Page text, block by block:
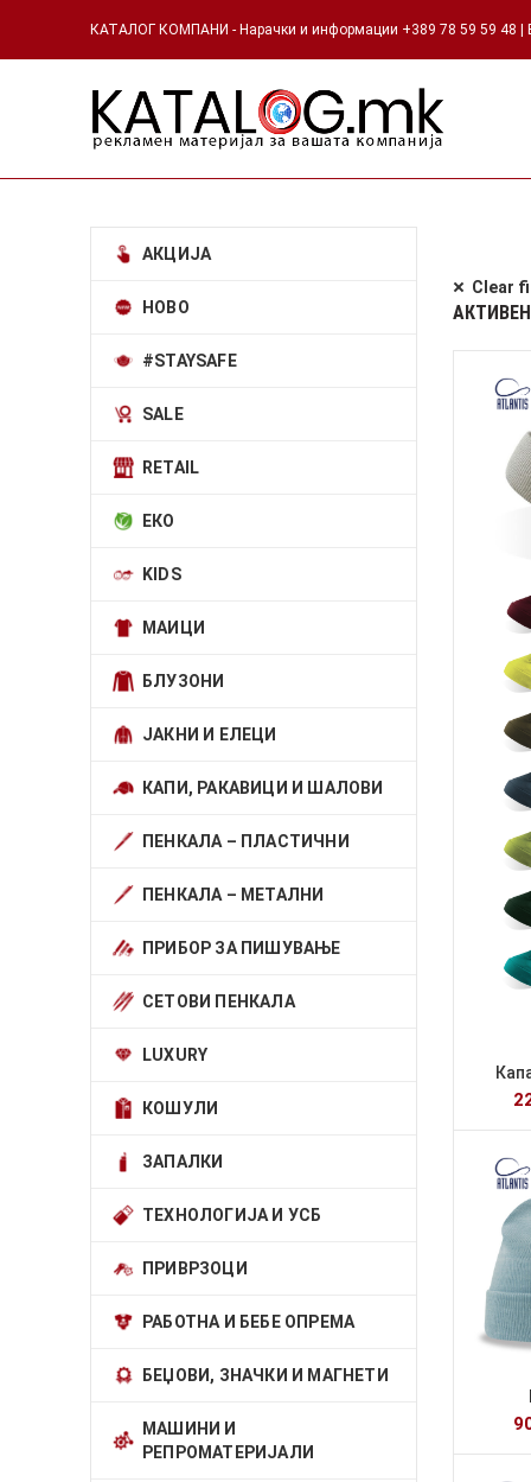
КАТАЛОГ КОМПАНИ - Нарачки и информации +389 78 59 59 48 |
Clear
АКЦИЈА
НОВО
#STAYSAFE
SALE
RETAIL
ЕКО
KIDS
МАИЦИ
БЛУЗОНИ
ЈАКНИ И ЕЛЕЦИ
КАПИ, РАКАВИЦИ И ШАЛОВИ
ПЕНКАЛА – ПЛАСТИЧНИ
ПЕНКАЛА – МЕТАЛНИ
ПРИБОР ЗА ПИШУВАЊЕ
СЕТОВИ ПЕНКАЛА
LUXURY
КОШУЛИ
ЗАПАЛКИ
ТЕХНОЛОГИЈА И УСБ
ПРИВРЗОЦИ
РАБОТНА И БЕБЕ ОПРЕМА
БЕЏОВИ, ЗНАЧКИ И МАГНЕТИ
МАШИНИ И
РЕПРОМАТЕРИЈАЛИ